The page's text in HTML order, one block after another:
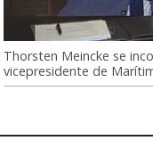
Thorsten Meincke se
vicepresidente de